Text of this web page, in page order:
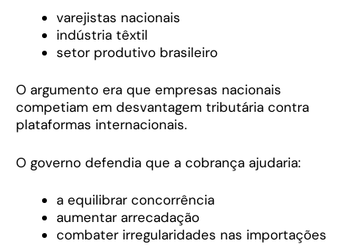
varejistas nacionais
indústria têxtil
setor produtivo brasileiro
O argumento era que empresas nacionais
competiam em desvantagem tributária contra
plataformas internacionais.
O governo defendia que a cobrança ajudaria:
a equilibrar concorrência
aumentar arrecadação
combater irregularidades nas importações